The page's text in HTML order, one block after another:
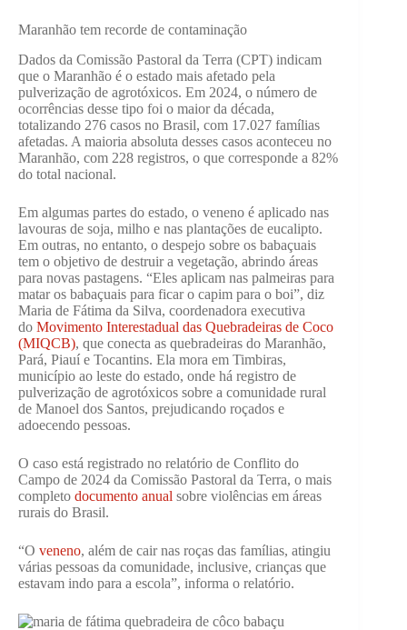
Maranhão tem recorde de contaminação
Dados da Comissão Pastoral da Terra (CPT) indicam
que o Maranhão é o estado mais afetado pela
pulverização de agrotóxicos. Em 2024, o número de
ocorrências desse tipo foi o maior da década,
totalizando 276 casos no Brasil, com 17.027 famílias
afetadas. A maioria absoluta desses casos aconteceu no
Maranhão, com 228 registros, o que corresponde a 82%
do total nacional.
Em algumas partes do estado, o veneno é aplicado nas
lavouras de soja, milho e nas plantações de eucalipto.
Em outras, no entanto, o despejo sobre os babaçuais
tem o objetivo de destruir a vegetação, abrindo áreas
para novas pastagens. “Eles aplicam nas palmeiras para
matar os babaçuais para ficar o capim para o boi”, diz
Maria de Fátima da Silva, coordenadora executiva
do Movimento Interestadual das Quebradeiras de Coco
(MIQCB), que conecta as quebradeiras do Maranhão,
Pará, Piauí e Tocantins. Ela mora em Timbiras,
município ao leste do estado, onde há registro de
pulverização de agrotóxicos sobre a comunidade rural
de Manoel dos Santos, prejudicando roçados e
adoecendo pessoas.
O caso está registrado no relatório de Conflito do
Campo de 2024 da Comissão Pastoral da Terra, o mais
completo documento anual sobre violências em áreas
rurais do Brasil.
“O veneno, além de cair nas roças das famílias, atingiu
várias pessoas da comunidade, inclusive, crianças que
estavam indo para a escola”, informa o relatório.